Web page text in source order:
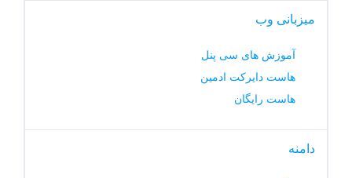
میزبانی وب
آموزش های سی پنل
هاست دایرکت ادمین
هاست رایگان
دامنه